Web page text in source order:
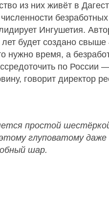
из них живёт в
Ингушетия.
будет создано
нужно время, а
по России
говорит директор
простой
глуповатому даже
шар.